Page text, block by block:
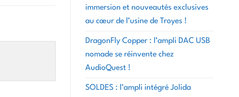
immersion et nouveautés exclusives
au cœur de l’usine de Troyes !
DragonFly Copper : l’ampli DAC USB
nomade se réinvente chez
AudioQuest !
SOLDES : l’ampli intégré Jolida